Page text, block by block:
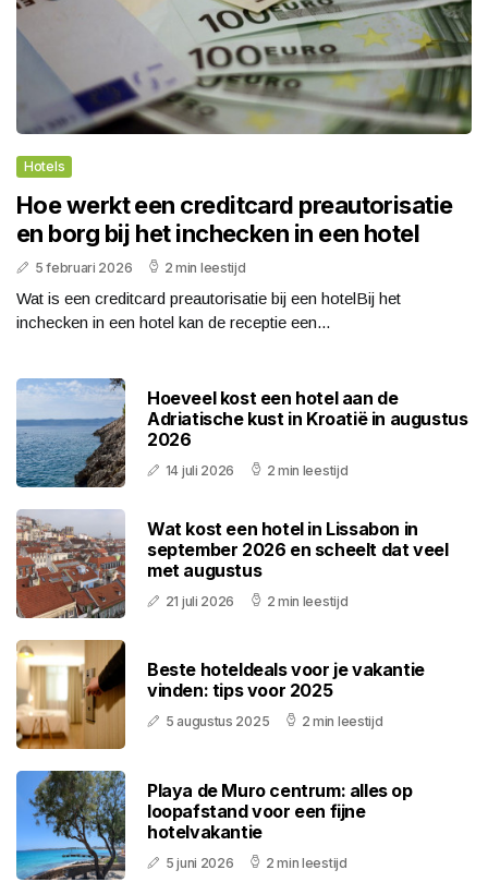
Hotels
Hoe werkt een creditcard preautorisatie
en borg bij het inchecken in een hotel
5 februari 2026 2 min leestijd
Wat is een creditcard preautorisatie bij een hotelBij het
inchecken in een hotel kan de receptie een...
Hoeveel kost een hotel aan de
Adriatische kust in Kroatië in augustus
2026
14 juli 2026 2 min leestijd
Wat kost een hotel in Lissabon in
september 2026 en scheelt dat veel
met augustus
21 juli 2026 2 min leestijd
Beste hoteldeals voor je vakantie
vinden: tips voor 2025
5 augustus 2025 2 min leestijd
Playa de Muro centrum: alles op
loopafstand voor een fijne
hotelvakantie
5 juni 2026 2 min leestijd